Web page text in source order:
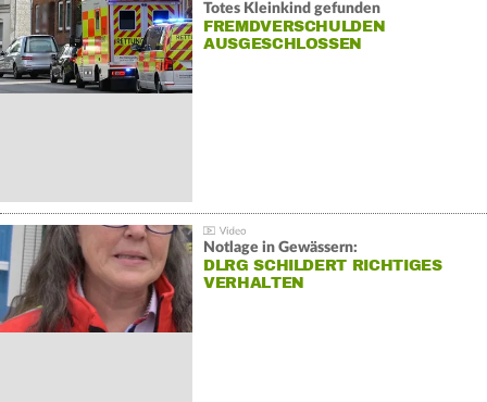
Totes Kleinkind gefunden
FREMDVERSCHULDEN
AUSGESCHLOSSEN
Notlage in Gewässern:
DLRG SCHILDERT RICHTIGES
VERHALTEN